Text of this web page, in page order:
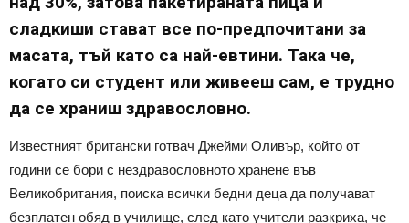
сладкиши стават все по-предпочитани за
масата, тъй като са най-евтини. Така че,
когато си студент или живееш сам, е трудно
да се храниш здравословно.
Известният британски готвач Джейми Оливър, който от
години се бори с нездравословното хранене във
Великобритания, поиска всички бедни деца да получават
безплатен обяд в училище, след като учители разкриха, че